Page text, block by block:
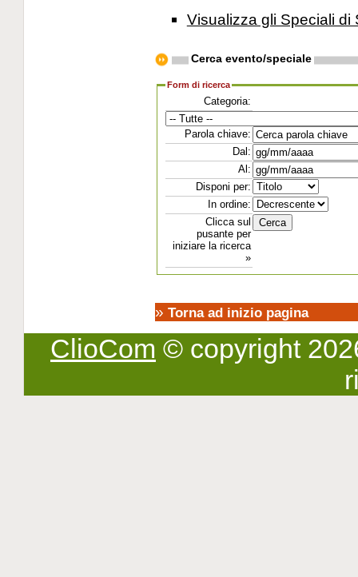
Visualizza gli Speciali di
Cerca evento/speciale
Form di ricerca
Categoria:
Parola chiave:
Dal:
Al:
Disponi per:
In ordine:
Clicca sul
pusante per
iniziare la ricerca
»
» Torna ad inizio pagina
ClioCom © copyright